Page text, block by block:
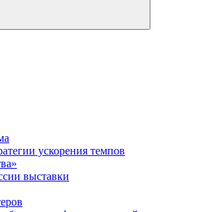
ускорения темпов
выставки